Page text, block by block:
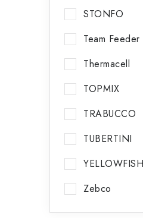
STONFO
Team
Thermacell
TOPMIX
TRABUCCO
TUBERTINI
YELLOWFISH
Zebco